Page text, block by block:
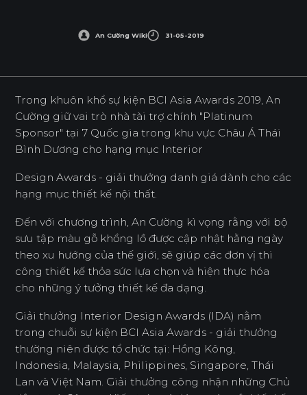
An Cường Wiki 31-05-2019
Trong khuôn khổ sự kiện BCI Asia Awards 2019, An
Cường giữ vai trò nhà tài trợ chính "Platinum
Sponsor" tại 7 Quốc gia trong khu vực Châu Á Thái
Bình Dương cho hạng mục Interior
Design Awards - giải thưởng danh giá dành cho các
hạng mục thiết kế nội thất.
Đến với chương trình, An Cường kì vọng rằng với bộ
sưu tập màu gỗ khổng lồ được cập nhật hằng ngày
theo xu hướng của thế giới, sẽ giúp các đơn vị thi
công thiết kế thỏa sức lựa chọn và hiện thực hóa
cho những ý tưởng thiết kế đa dạng.
Giải thưởng Interior Design Awards (IDA) nằm
trong chuỗi sự kiện BCI Asia Awards - giải thưởng
thường niên được tổ chức tại: Hồng Kông,
Indonesia, Malaysia, Philippines, Singapore, Thái
Lan và Việt Nam. Giải thưởng công nhận những Chủ